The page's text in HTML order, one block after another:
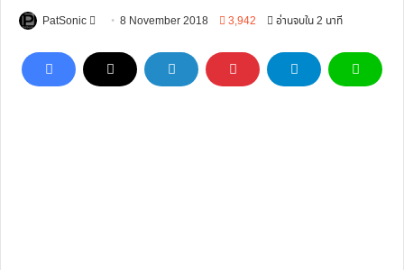
PatSonic
Follow8 November 2018 3,942 อ่านจบใน 2 นาที